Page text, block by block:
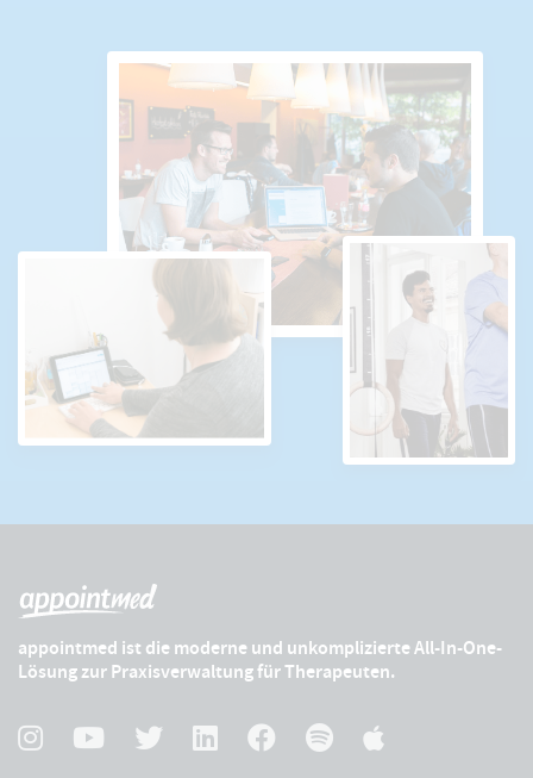
appointmed ist die moderne und unkomplizierte All-In-One-
Lösung zur Praxisverwaltung für Therapeuten.